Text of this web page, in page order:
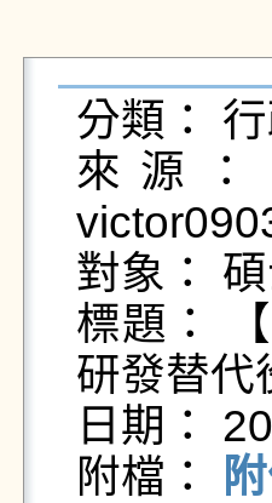
分類：
來源
對象：
標題：
研發替代
日期：
附檔：